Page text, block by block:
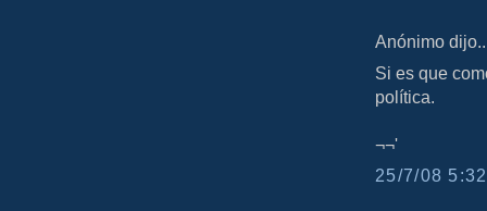
Anónimo
Si es que
política.
¬¬'
25/7/08